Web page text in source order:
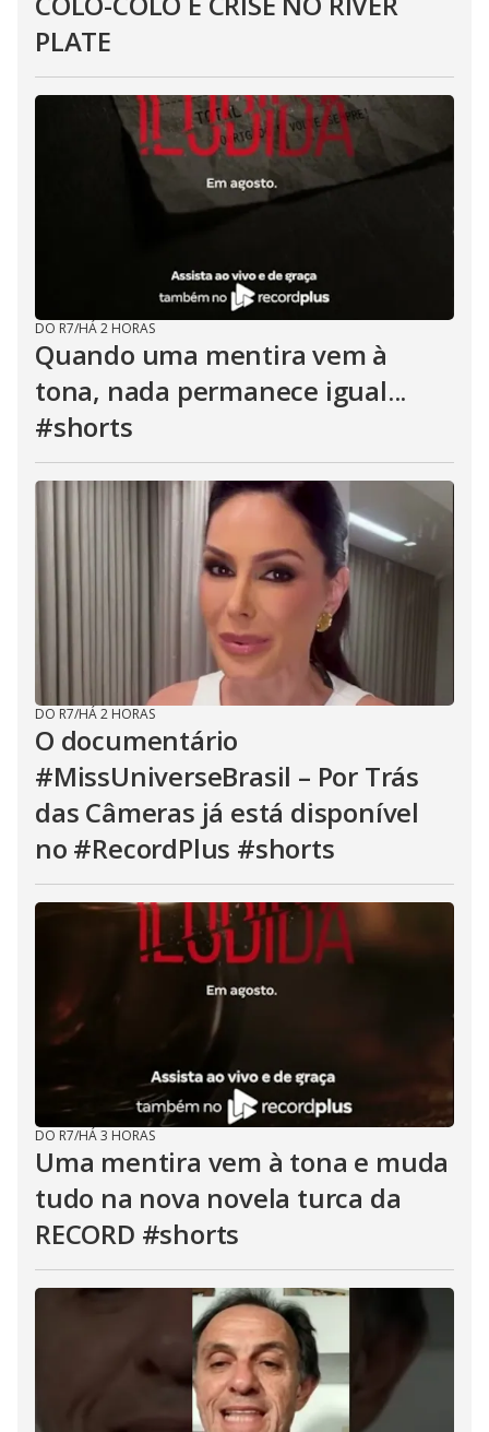
PLATE
DO R7/HÁ 2 HORAS
Quando uma mentira vem à
tona, nada permanece igual...
#shorts
DO R7/HÁ 2 HORAS
O documentário
#MissUniverseBrasil – Por Trás
das Câmeras já está disponível
no #RecordPlus #shorts
DO R7/HÁ 3 HORAS
Uma mentira vem à tona e muda
tudo na nova novela turca da
RECORD #shorts